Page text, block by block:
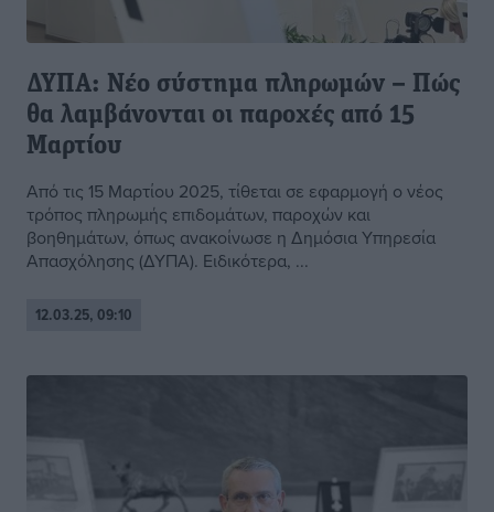
ΔΥΠΑ: Νέο σύστημα πληρωμών – Πώς
θα λαμβάνονται οι παροχές από 15
Μαρτίου
Από τις 15 Μαρτίου 2025, τίθεται σε εφαρμογή ο νέος
τρόπος πληρωμής επιδομάτων, παροχών και
βοηθημάτων, όπως ανακοίνωσε η Δημόσια Υπηρεσία
Απασχόλησης (ΔΥΠΑ). Ειδικότερα, ...
12.03.25, 09:10